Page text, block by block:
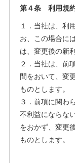
第４条 利用規
１．当社は、利
お、この場合に
は、変更後の新
２．当社は、前
間をおいて、変
ものとします。
３．前項に関わ
不利益にならな
をおかず、変更
ものとします。